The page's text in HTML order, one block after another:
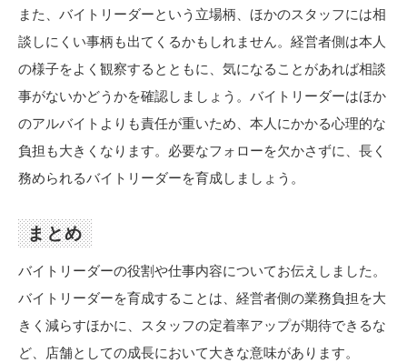
また、バイトリーダーという立場柄、ほかのスタッフには相
談しにくい事柄も出てくるかもしれません。経営者側は本人
の様子をよく観察するとともに、気になることがあれば相談
事がないかどうかを確認しましょう。バイトリーダーはほか
のアルバイトよりも責任が重いため、本人にかかる心理的な
負担も大きくなります。必要なフォローを欠かさずに、長く
務められるバイトリーダーを育成しましょう。
まとめ
バイトリーダーの役割や仕事内容についてお伝えしました。
バイトリーダーを育成することは、経営者側の業務負担を大
きく減らすほかに、スタッフの定着率アップが期待できるな
ど、店舗としての成長において大きな意味があります。